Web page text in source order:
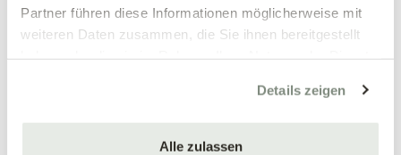
Partner führen diese Informationen möglicherweise mit
weiteren Daten zusammen, die Sie ihnen bereitgestellt
Details zeigen
Alle zulassen